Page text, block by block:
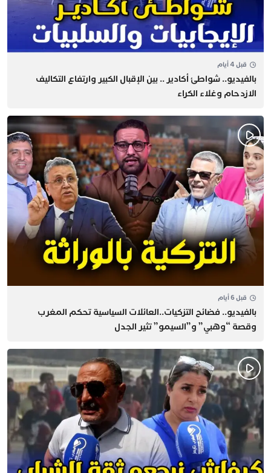
قبل 4 أيام
بالفيديو.. شواطئ أكادير .. بين الإقبال الكبير وارتفاع التكاليف
الازدحام وغلاء الكراء
قبل 6 أيام
بالفيديو.. فضائح التزكيات..العائلات السياسية تحكم المغرب
وقصة “وهبي” و”السيمو” تثير الجدل